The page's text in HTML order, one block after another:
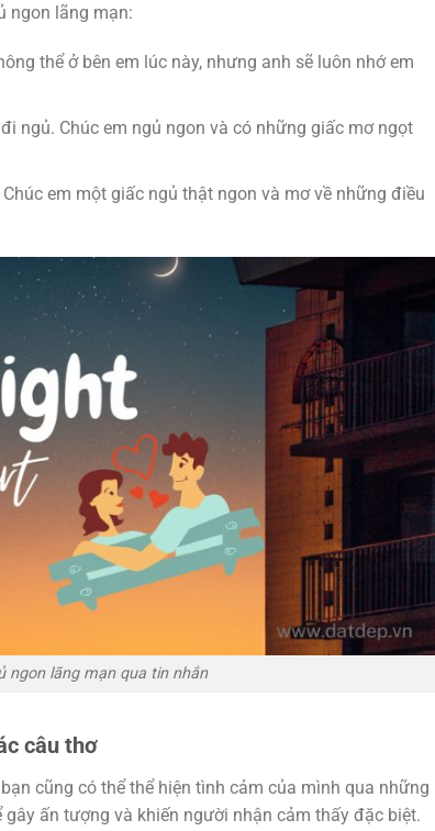
ngon lãng mạn:
thể ở bên em lúc này, nhưng anh sẽ luôn nhớ em
ngủ. Chúc em ngủ ngon và có những giấc mơ ngọt
em một giấc ngủ thật ngon và mơ về những điều
ngon lãng mạn qua tin nhắn
câu thơ
cũng có thể thể hiện tình cảm của mình qua những
ấn tượng và khiến người nhận cảm thấy đặc biệt.